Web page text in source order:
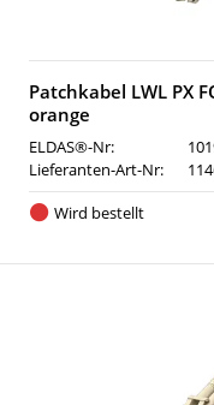
Patchkabel LWL PX
orange
ELDAS®-Nr:
Lieferanten-Art-Nr:
Wird bestellt